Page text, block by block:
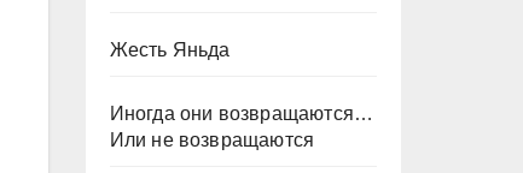
Жесть Яньда
Иногда они возвращаются…
Или не возвращаются